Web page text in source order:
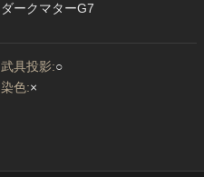
ダークマターG7
武具投影:○
染色:×